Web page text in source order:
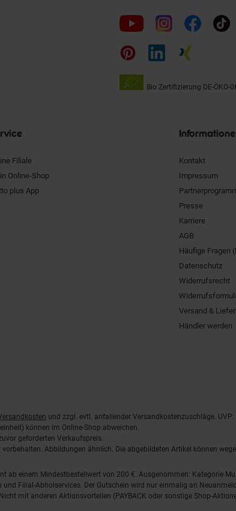
Folge
uns
auf
Bio Zertifizierung DE-ÖKO-
Filiale
Online-Shop
plus App
Kontakt
Impressum
Presse
Karriere
AGB
Häufige Fragen
Datenschutz
Widerrufsrecht
Versand &
Händler werden
und zzgl. evtl. anfallender Versandkostenzuschläge.
können im Online-Shop abweichen.
geforderten Verkaufspreis.
Abbildungen ähnlich. Die abgebildeten Artikel können
ab einem Mindestbestellwert von 200 €. Ausgenommen: Kategorie
Filial-Abholservices. Der Gutschein wird nur einmalig an
mit anderen Aktionsvorteilen (PAYBACK oder sonstige Shop-